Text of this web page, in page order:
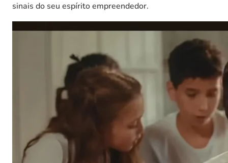
sinais do seu espírito empreendedor.